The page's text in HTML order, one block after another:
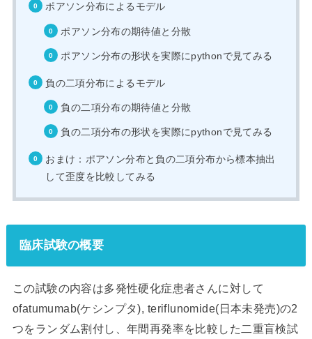
ポアソン分布によるモデル
ポアソン分布の期待値と分散
ポアソン分布の形状を実際にpythonで見てみる
負の二項分布によるモデル
負の二項分布の期待値と分散
負の二項分布の形状を実際にpythonで見てみる
おまけ：ポアソン分布と負の二項分布から標本抽出
して歪度を比較してみる
臨床試験の概要
この試験の内容は多発性硬化症患者さんに対して
ofatumumab(ケシンプタ), teriflunomide(日本未発売)の2
つをランダム割付し、年間再発率を比較した二重盲検試